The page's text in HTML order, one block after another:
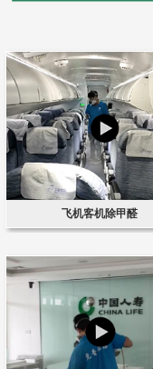
飞机客机除甲醛